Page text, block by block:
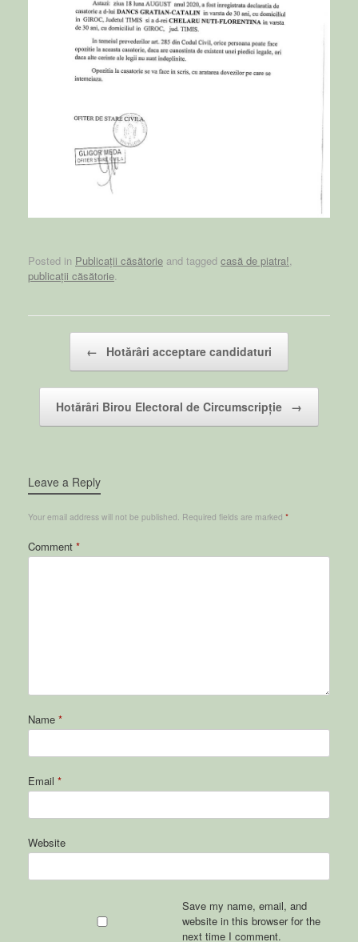
Posted in Publicații căsătorie and tagged casă de piatra!,
publicații căsătorie.
← Hotărâri acceptare candidaturi
Hotărâri Birou Electoral de Circumscripție →
Leave a Reply
Your email address will not be published. Required fields are marked *
Comment *
Name *
Email *
Website
Save my name, email, and
website in this browser for the
next time I comment.